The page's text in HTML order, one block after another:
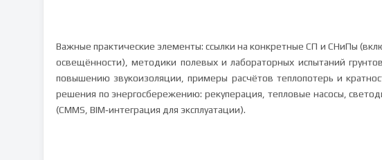
Важные практические элементы: ссылки на конкретные СП и СНиПы
освещённости), методики полевых и лабораторных испытаний
повышению звукоизоляции, примеры расчётов теплопотерь и
решения по энергосбережению: рекуперация, тепловые насосы,
(CMMS, BIM‑интеграция для эксплуатации).